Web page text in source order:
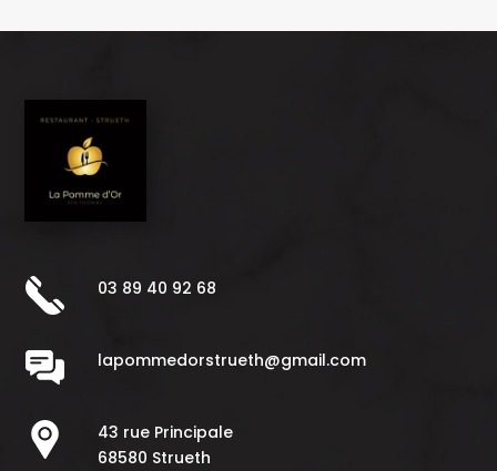
03 89 40 92 68
lapommedorstrueth@gmail.com
43 rue Principale
68580 Strueth